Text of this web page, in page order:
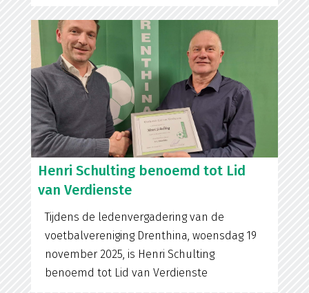
Henri Schulting benoemd tot Lid
van Verdienste
Tijdens de ledenvergadering van de
voetbalvereniging Drenthina, woensdag 19
november 2025, is Henri Schulting
benoemd tot Lid van Verdienste